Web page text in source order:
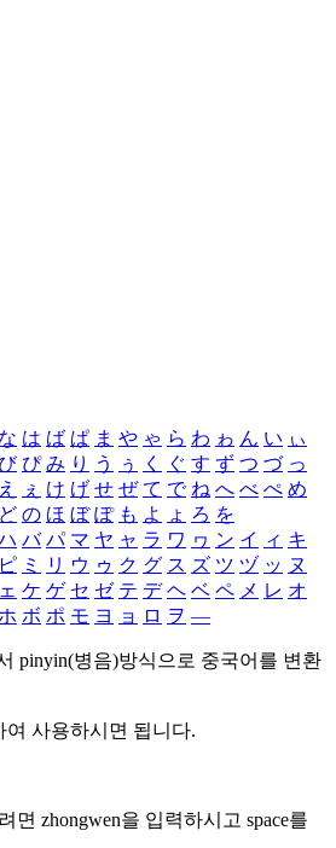
な は ば ぱ ま や ゃ ら わ ゎ ん い ぃ
び ぴ み り う ぅ く ぐ す ず つ づ っ
え ぇ け げ せ ぜ て で ね へ べ ぺ め
ど の ほ ぼ ぽ も よ ょ ろ を
バ パ マ ヤ ャ ラ ワ ヮ ン イ ィ キ
ピ ミ リ ウ ゥ ク グ ス ズ ツ ヅ ッ ヌ
ェ ケ ゲ セ ゼ テ デ ヘ ベ ペ メ レ オ
ボ ポ モ ヨ ョ ロ ヲ ―
pinyin(병음)방식으로 중국어를 변환
사용하시면 됩니다.
면 zhongwen을 입력하시고 space를